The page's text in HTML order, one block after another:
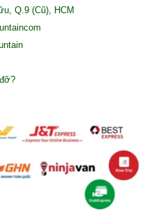
Q.9 (Cũ), HCM